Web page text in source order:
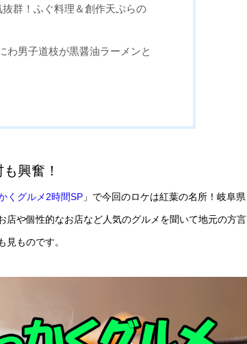
群！ふぐ料理＆創作天ぷらの
わ男子道枝が黒醤油ラーメンと
興奮！
くグルメ2時間SP 」で今回のロケは紅葉の名所！岐阜県
や個性的なお店など人気のグルメを聞いて地元の方言
ものです。